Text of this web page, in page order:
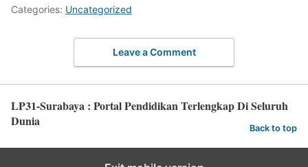
Categories: Uncategorized
Leave a Comment
LP31-Surabaya : Portal Pendidikan Terlengkap Di Seluruh
Dunia
Back to top